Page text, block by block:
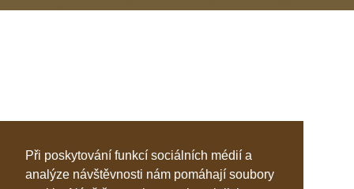
Při poskytování funkcí sociálních médií a
analýze návštěvnosti nám pomáhají soubory